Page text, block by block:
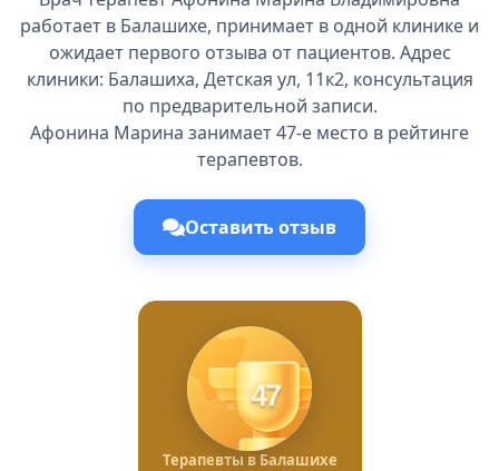
работает в Балашихе, принимает в одной клинике и
ожидает первого отзыва от пациентов. Адрес
клиники: Балашиха, Детская ул, 11к2, консультация
по предварительной записи.
Афонина Марина занимает 47-е место в рейтинге
терапевтов.
Оставить отзыв
47
Терапевты в Балашихе